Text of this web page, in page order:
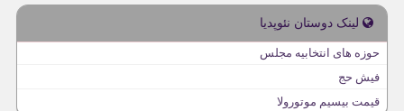
لینک دوستان نئوپدیا
حوزه های انتخابیه مجلس
فیش حج
قیمت بیسیم موتورولا